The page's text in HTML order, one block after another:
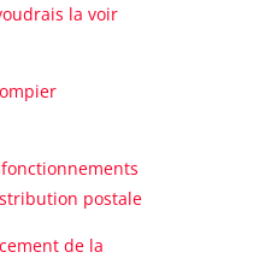
la voir
postale
de la